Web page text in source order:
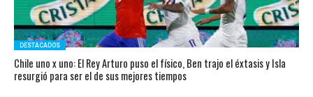
DESTACADOS
Chile uno x uno: El Rey Arturo puso el físico, Ben trajo el éxtasis y Isla
resurgió para ser el de sus mejores tiempos